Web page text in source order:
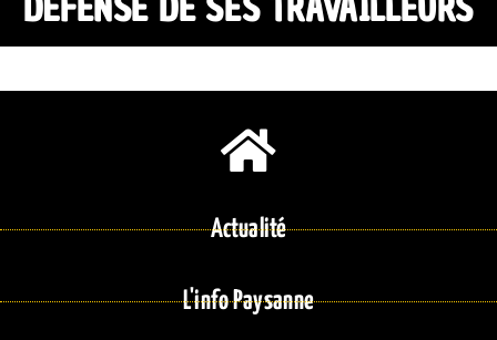
Actualité
L'info Paysanne